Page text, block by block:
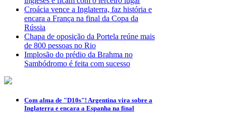
Croácia vence a Inglaterra, faz história e
encara a França na final da Copa da
Rússia
Chapa de oposição da Portela reúne mais
de 800 pessoas no Rio
Implosão do prédio da Brahma no
Sambódromo é feita com sucesso
Com alma de "D10s"! Argentina vira sobre a
Inglaterra e encara a Espanha na final